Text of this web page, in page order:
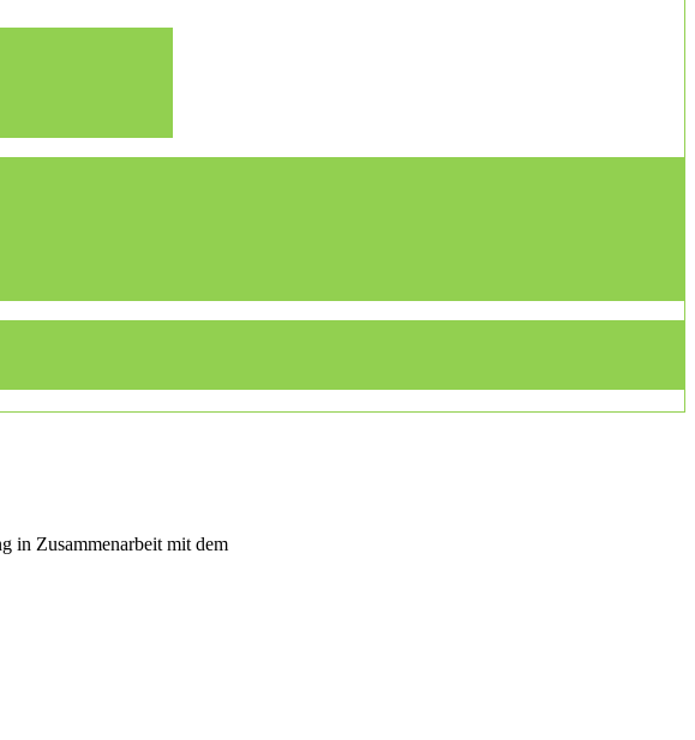
in Zusammenarbeit mit dem